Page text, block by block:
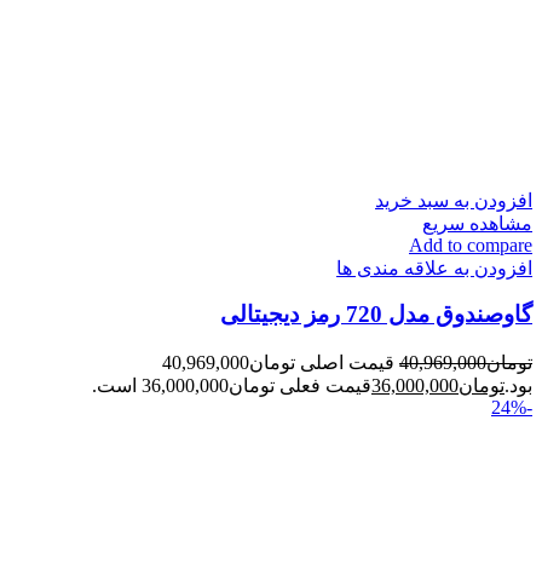
افزودن به سبد خرید
مشاهده سریع
Add to compare
افزودن به علاقه مندی ها
گاوصندوق مدل 720 رمز دیجیتالی
تومان40,969,000
قیمت اصلی تومان40,969,000
بود.تومان36,000,000قیمت فعلی تومان36,000,000 است.
-24%